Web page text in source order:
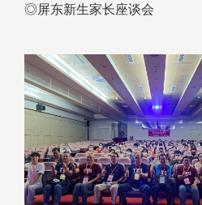
◎屏东新生家长座谈会